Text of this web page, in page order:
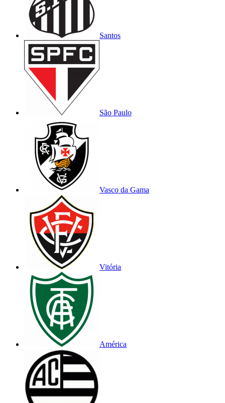
Santos
São Paulo
Vasco da Gama
Vitória
América